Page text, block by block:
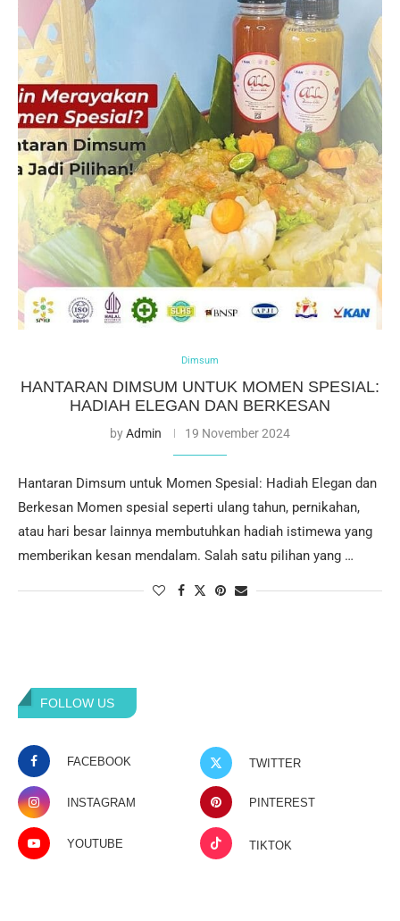
Dimsum
HANTARAN DIMSUM UNTUK MOMEN SPESIAL:
HADIAH ELEGAN DAN BERKESAN
byAdmin 19 November 2024
Hantaran Dimsum untuk Momen Spesial: Hadiah Elegan dan
Berkesan Momen spesial seperti ulang tahun, pernikahan,
atau hari besar lainnya membutuhkan hadiah istimewa yang
memberikan kesan mendalam. Salah satu pilihan yang …
FOLLOW US
FACEBOOK TWITTER
INSTAGRAM PINTEREST
YOUTUBE TIKTOK